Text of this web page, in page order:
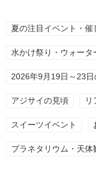
夏の注目イベント・催
水かけ祭り・ウォータ
2026年9月19日～23日
アジサイの見頃 リ
スイーツイベント
プラネタリウム・天体